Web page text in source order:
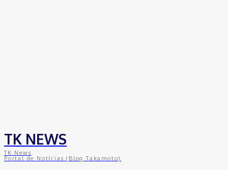
TK NEWS
TK News
Portal de Notícias (Blog Takamoto)